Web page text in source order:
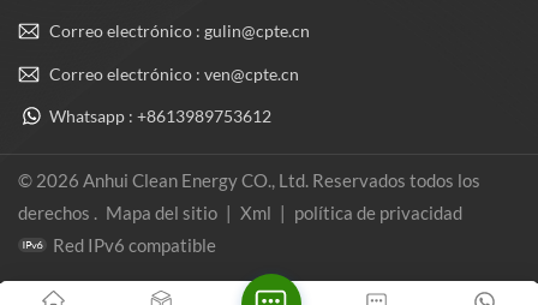
Correo electrónico : gulin@cpte.cn
Correo electrónico : ven@cpte.cn
Whatsapp : +8613989753612
© 2026 Anhui Clean Energy CO., Ltd. Reservados todos los
derechos . Mapa del sitio | Xml | política de privacidad
Red IPv6 compatible